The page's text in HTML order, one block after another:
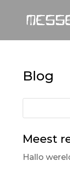
Blog
Meest
Hallo